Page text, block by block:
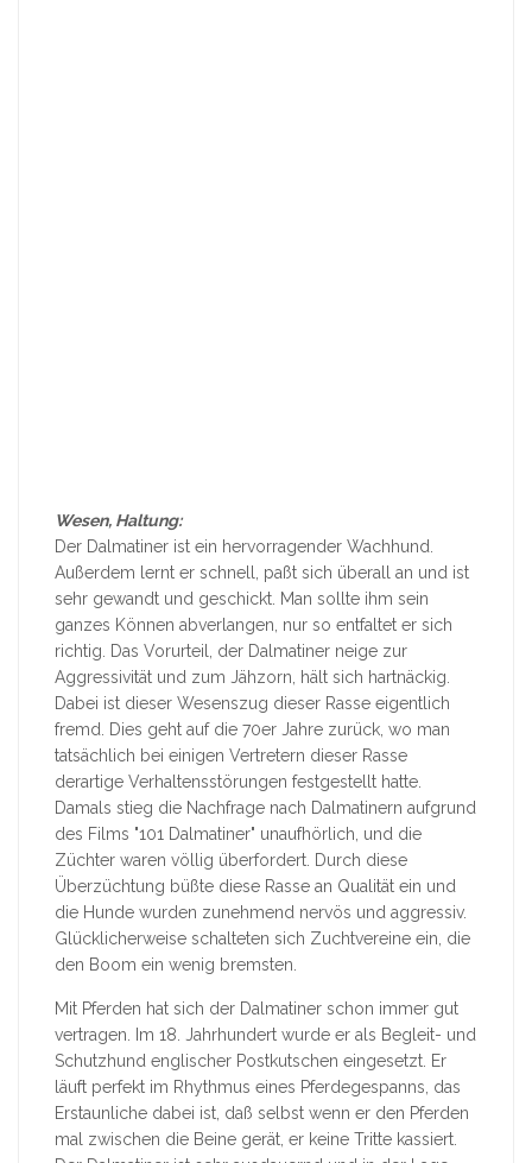
Wesen, Haltung:
Der Dalmatiner ist ein hervorragender Wachhund.
Außerdem lernt er schnell, paßt sich überall an und ist
sehr gewandt und geschickt. Man sollte ihm sein
ganzes Können abverlangen, nur so entfaltet er sich
richtig. Das Vorurteil, der Dalmatiner neige zur
Aggressivität und zum Jähzorn, hält sich hartnäckig.
Dabei ist dieser Wesenszug dieser Rasse eigentlich
fremd. Dies geht auf die 70er Jahre zurück, wo man
tatsächlich bei einigen Vertretern dieser Rasse
derartige Verhaltensstörungen festgestellt hatte.
Damals stieg die Nachfrage nach Dalmatinern aufgrund
des Films "101 Dalmatiner" unaufhörlich, und die
Züchter waren völlig überfordert. Durch diese
Überzüchtung büßte diese Rasse an Qualität ein und
die Hunde wurden zunehmend nervös und aggressiv.
Glücklicherweise schalteten sich Zuchtvereine ein, die
den Boom ein wenig bremsten.
Mit Pferden hat sich der Dalmatiner schon immer gut
vertragen. Im 18. Jahrhundert wurde er als Begleit- und
Schutzhund englischer Postkutschen eingesetzt. Er
läuft perfekt im Rhythmus eines Pferdegespanns, das
Erstaunliche dabei ist, daß selbst wenn er den Pferden
mal zwischen die Beine gerät, er keine Tritte kassiert.